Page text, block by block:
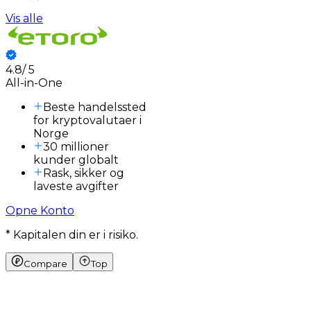
Vis alle
4.8/5
All-in-One
Beste handelssted
for kryptovalutaer i
Norge
30 millioner
kunder globalt
Rask, sikker og
laveste avgifter
Opne Konto
* Kapitalen din er i risiko.
Compare Top